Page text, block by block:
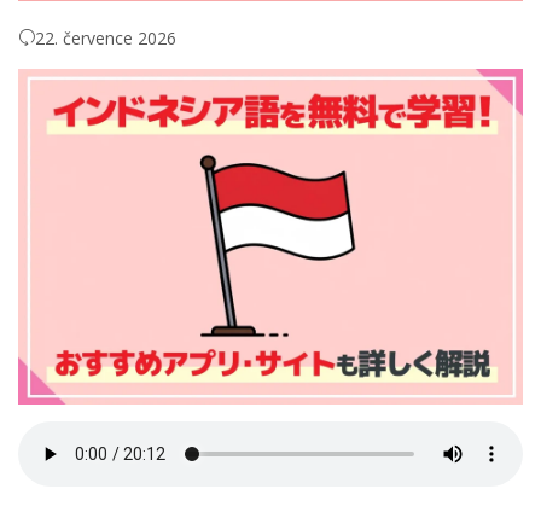
22. července 2026